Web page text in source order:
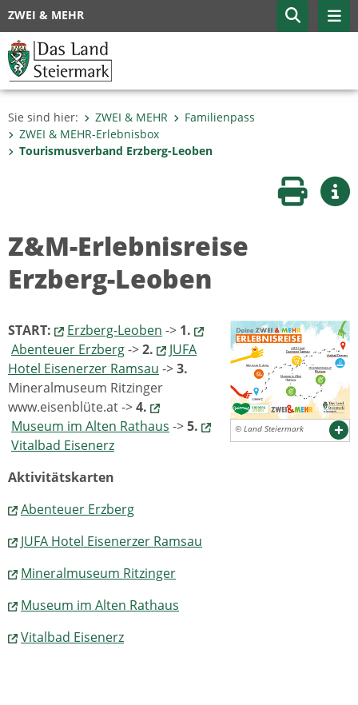
ZWEI & MEHR
Sie sind hier: ZWEI & MEHR
Familienpass
ZWEI & MEHR-Erlebnisbox
Tourismusverband Erzberg-Leoben
Seite
Z&M-Erlebnisreise
Erzberg-Leoben
© Land Steiermark
START: Erzberg-Leoben -> 1.
Abenteuer Erzberg->2.
JUFA
Hotel Eisenerzer Ramsau ->3.
Mineralmuseum Ritzinger
www.eisenblüte.at ->4.
Museum im Alten Rathaus ->5.
Vitalbad Eisenerz
Aktivitätskarten
Abenteuer Erzberg
JUFA Hotel Eisenerzer Ramsau
Mineralmuseum Ritzinger
Museum im Alten Rathaus
Vitalbad Eisenerz